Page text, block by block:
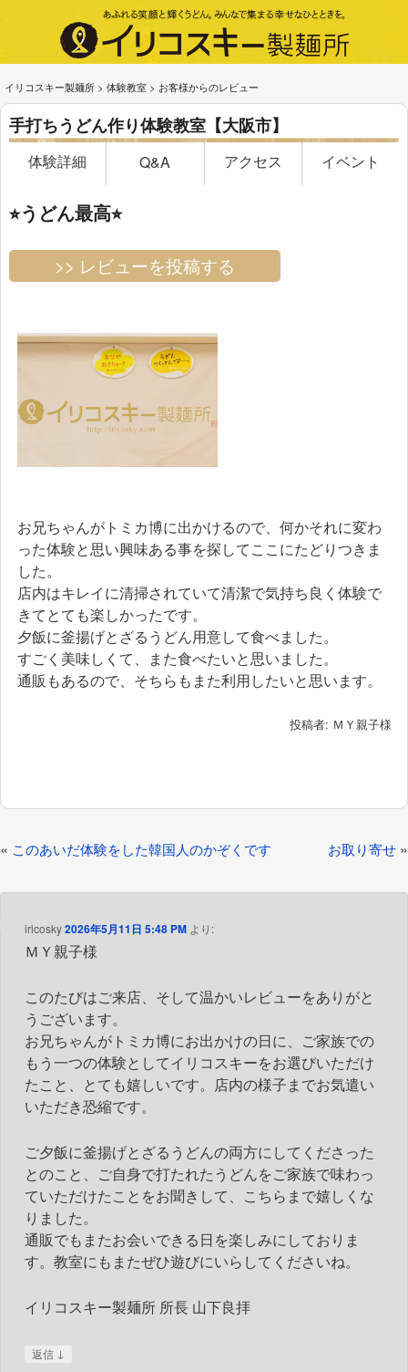
イリコスキー製麺所 > 体験教室 > お客様からのレビュー
手打ちうどん作り体験教室【大阪市】
体験詳細 Q&A アクセス イベント
⭐︎うどん最高⭐︎
>> レビューを投稿する
お兄ちゃんがトミカ博に出かけるので、何かそれに変わ
った体験と思い興味ある事を探してここにたどりつきま
した。
店内はキレイに清掃されていて清潔で気持ち良く体験で
きてとても楽しかったです。
夕飯に釜揚げとざるうどん用意して食べました。
すごく美味しくて、また食べたいと思いました。
通販もあるので、そちらもまた利用したいと思います。
投稿者: ＭＹ親子様
投
ナ
« このあいだ体験をした韓国人のかぞくです お取り寄せ »
iricosky2026年5月11日 5:48 PM より:
ＭＹ親子様
このたびはご来店、そして温かいレビューをありがと
うございます。
お兄ちゃんがトミカ博にお出かけの日に、ご家族での
もう一つの体験としてイリコスキーをお選びいただけ
たこと、とても嬉しいです。店内の様子までお気遣い
いただき恐縮です。
ご夕飯に釜揚げとざるうどんの両方にしてくださった
とのこと、ご自身で打たれたうどんをご家族で味わっ
ていただけたことをお聞きして、こちらまで嬉しくな
りました。
通販でもまたお会いできる日を楽しみにしておりま
す。教室にもまたぜひ遊びにいらしてくださいね。
イリコスキー製麺所 所長 山下良拝
返信 ↓